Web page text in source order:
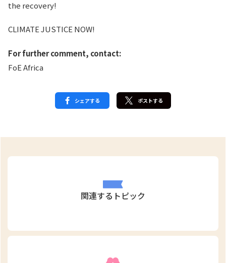
the recovery!
CLIMATE JUSTICE NOW!
For further comment, contact:
FoE Africa
シェアする ポストする
関連するトピック